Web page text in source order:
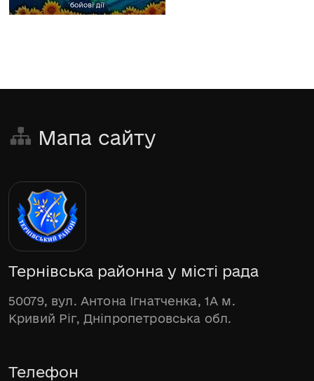
Мапа сайту
Тернівська районна у місті рада
50079, вул. Антона Ігнатченка, 1А м.
Кривий Ріг, Дніпропетровська обл.
Телефон